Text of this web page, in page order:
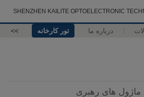
SHENZHEN KAILITE OPTOELECTRONIC
درباره ما تور کارخانه >>
ماژول های رهبری